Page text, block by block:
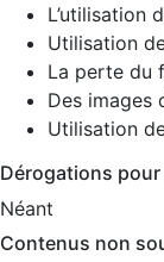
L’utilisation
Utilisation
La perte du
Des images
Utilisation
Dérogations
Néant
Contenus non